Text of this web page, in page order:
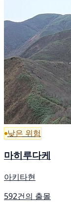
낮은 위험
마히루다케
아키타현
592건의 출몰